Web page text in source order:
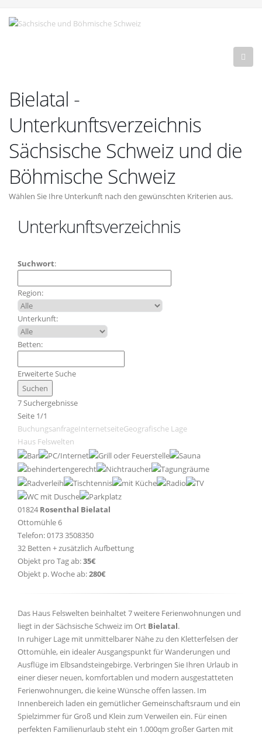
Bielatal -
Unterkunftsverzeichnis
Sächsische Schweiz und die
Böhmische Schweiz
Wählen Sie Ihre Unterkunft nach den gewünschten Kriterien aus.
Unterkunftsverzeichnis
Suchwort:
Region:
Unterkunft:
Betten:
Erweiterte Suche
7 Suchergebnisse
Seite 1/1
BuchungsanfrageInternetseiteGeografische Lage
Haus Felswelten
01824 Rosenthal Bielatal
Ottomühle 6
Telefon: 0173 3508350
32 Betten + zusätzlich Aufbettung
Objekt pro Tag ab:35€
Objekt p. Woche ab:280€
Das Haus Felswelten beinhaltet 7 weitere Ferienwohnungen und
liegt in der Sächsische Schweiz im Ort Bielatal.
In ruhiger Lage mit unmittelbarer Nähe zu den Kletterfelsen der
Ottomühle, ein idealer Ausgangspunkt für Wanderungen und
Ausflüge im Elbsandsteingebirge. Verbringen Sie Ihren Urlaub in
einer dieser neuen, komfortablen und modern ausgestatteten
Ferienwohnungen, die keine Wünsche offen lassen. Im
Innenbereich laden ein gemütlicher Gemeinschaftsraum und ein
Spielzimmer für Groß und Klein zum Verweilen ein. Für einen
perfekten Familienurlaub steht ein 1.000qm großer Garten mit